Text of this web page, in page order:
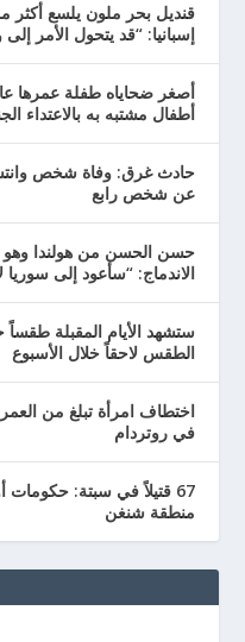
إسبانيا: “قد يتحول الأمر إلى
أصغر ضحاياه طفلة عمرها
أطفال مشتبه به بالاعتداء
حادث غرق: وفاة شخص
عن شخص رابع
حسن الحسن من هولندا وهو
الاندماج: “سأعود إلى سوريا
ستشهد الأيام المقبلة طقساً
الطقس لاحقاً خلال الأسبوع
في روتردام
67 قتيلاً في سبتة: حكومات
منطقة شنغن